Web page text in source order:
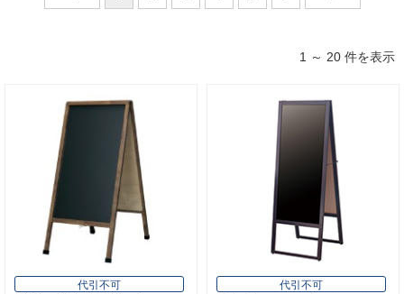
ブラックボード
チョーク用
マーカー用
W500×H1105×D750(mm)
アンティークA型ボード アンティーク
ブラウン(58990-1*)
¥11,352
チョークOK！！マーカーOK！！面板
が艶無しタイプなので落ち着いた感じ
になります！！雰囲気ある商品です。
ブラックボード
チョーク用
黒板サインボード OG-KOKU
（税込）
大型黒板で集客力UP！
1 ～ 20 件を表示
代引不可
代引不可